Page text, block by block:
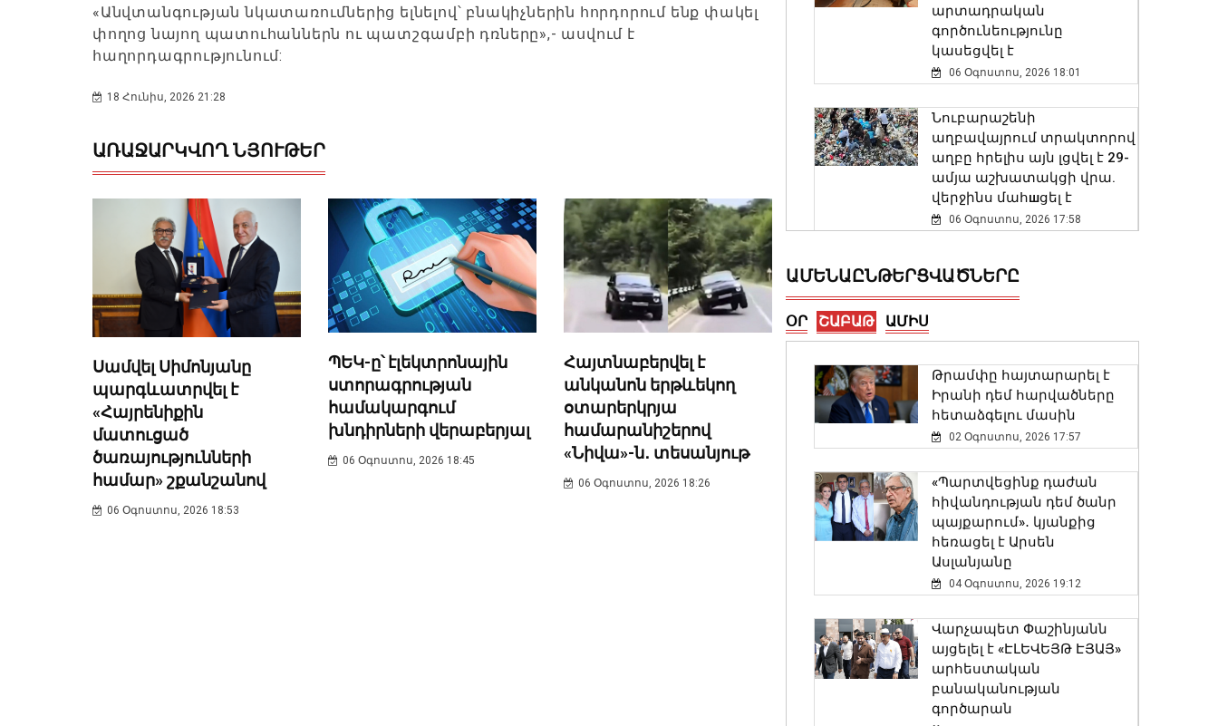
«Անվտանգության նկատառումներից ելնելով՝ բնակիչներին հորդորում ենք փակել
փողոց նայող պատուհաններն ու պատշգամբի դռները»,- ասվում է
հաղորդագրությունում:
18 Հունիս, 2026 21:28
ԱՌԱՋԱՐԿՎՈՂ ՆՅՈՒԹԵՐ
Սամվել Սիմոնյանը
պարգևատրվել է
«Հայրենիքին
մատուցած
ծառայությունների
համար» շքանշանով
06 Օգոստոս, 2026 18:53
ՊԵԿ-ը՝ էլեկտրոնային
ստորագրության
համակարգում
խնդիրների վերաբերյալ
06 Օգոստոս, 2026 18:45
Հայտնաբերվել է
անկանոն երթևեկող
օտարերկրյա
համարանիշերով
«Նիվա»-ն․ տեսանյութ
06 Օգոստոս, 2026 18:26
արտադրական
գործունեությունը
կասեցվել է
06 Օգոստոս, 2026 18:01
Նուբարաշենի
աղբավայրում տրակտորով
աղբը հրելիս այն լցվել է 29-
ամյա աշխատակցի վրա.
վերջինս մահшցել է
06 Օգոստոս, 2026 17:58
Ժաննա Անդրեասյանը
հանդիպել է ուսուցիչների
հետ՝ քննարկելու
06 Օգոստոս, 2026 17:41
Ինչպես վարվել
երկրաշարժի ժամանակ․ ՆԳ
նախարարությունն
իրազեկում է
06 Օգոստոս, 2026 17:37
Ընտրական բնույթի
հանցագործությունների
դեպքերի առթիվ
նախաձեռնվել է 209
քրեական վարույթ
06 Օգոստոս, 2026 17:31
ՆԳՆ-ն մանրամասներ է
հայտնել
բենզալցակայանում տեղի
ԱՄԵՆԱԸՆԹԵՐՑՎԱԾՆԵՐԸ
ՕՐ ՇԱԲԱԹ ԱՄԻՍ
Թրամփը հայտարարել է
Իրանի դեմ հարվածները
հետաձգելու մասին
02 Օգոստոս, 2026 17:57
«Պարտվեցինք դաժան
հիվանդության դեմ ծանր
պայքարում»․ կյանքից
հեռացել է Արսեն
Ասլանյանը
04 Օգոստոս, 2026 19:12
Վարչապետ Փաշինյանն
այցելել է «ԷԼԵՎԵՅԹ ԷՅԱՅ»
արհեստական
բանականության
գործարան